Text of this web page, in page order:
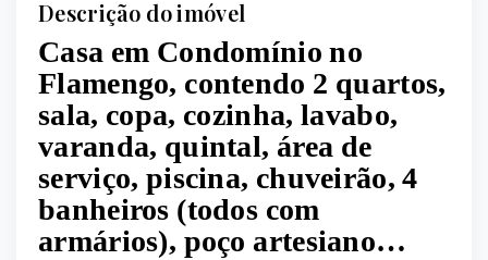
Descrição do imóvel
Casa em Condomínio no
Flamengo, contendo 2 quartos,
sala, copa, cozinha, lavabo,
varanda, quintal, área de
serviço, piscina, chuveirão, 4
banheiros (todos com
armários), poço artesiano…